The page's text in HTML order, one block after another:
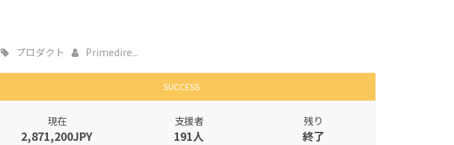
プロダクト Primedire...
SUCCESS
現在
2,871,200JPY
支援者
191人
残り
終了